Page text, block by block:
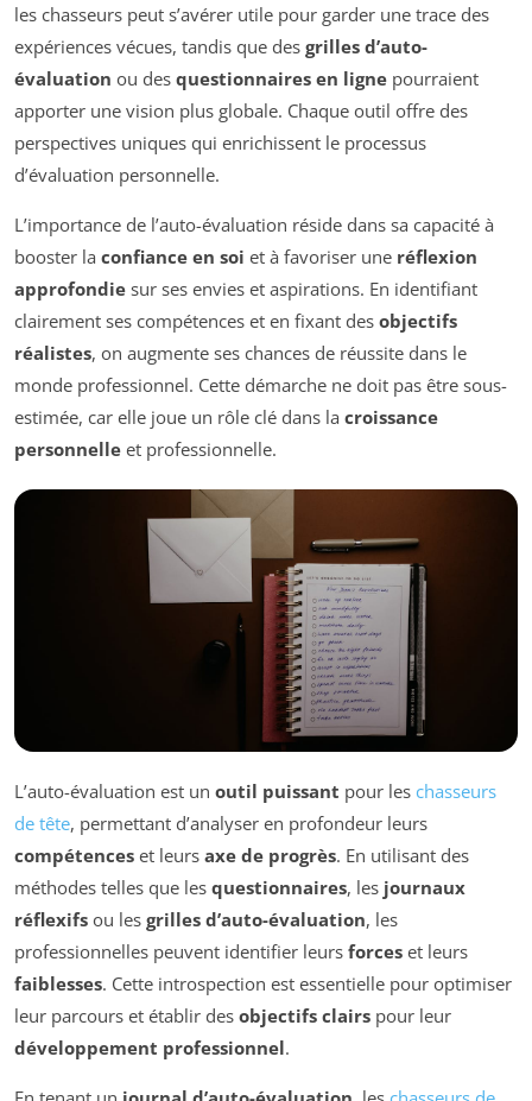
les chasseurs peut s’avérer utile pour garder une trace des
expériences vécues, tandis que des grilles d’auto-
évaluation ou des questionnaires en ligne pourraient
apporter une vision plus globale. Chaque outil offre des
perspectives uniques qui enrichissent le processus
d’évaluation personnelle.
L’importance de l’auto-évaluation réside dans sa capacité à
booster la confiance en soi et à favoriser une réflexion
approfondie sur ses envies et aspirations. En identifiant
clairement ses compétences et en fixant des objectifs
réalistes, on augmente ses chances de réussite dans le
monde professionnel. Cette démarche ne doit pas être sous-
estimée, car elle joue un rôle clé dans la croissance
personnelle et professionnelle.
L’auto-évaluation est un outil puissant pour les chasseurs
de tête, permettant d’analyser en profondeur leurs
compétences et leurs axe de progrès. En utilisant des
méthodes telles que les questionnaires, les journaux
réflexifs ou les grilles d’auto-évaluation, les
professionnelles peuvent identifier leurs forces et leurs
faiblesses. Cette introspection est essentielle pour optimiser
leur parcours et établir des objectifs clairs pour leur
développement professionnel.